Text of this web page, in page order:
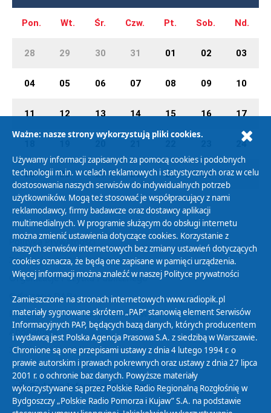
Pon. Wt. Śr. Czw. Pt. Sob. Nd.
28 29 30 31 01 02 03
04 05 06 07 08 09 10
11 12 13 14 15 16 17
24
25 26 27 28 29 30 01
Polityka Prywatności
Zasady korzystania z Serwisu
Organizacje Pożytku Publicznego
Cyfryzacja DAB+
Polityka ochrony danych osobowych
Abonament
Zamówienia publiczne
Biuletyn Informacji Publicznej
Ważne: nasze strony wykorzystują pliki cookies.
Używamy informacji zapisanych za pomocą cookies i podobnych
technologii m.in. w celach reklamowych i statystycznych oraz w celu
dostosowania naszych serwisów do indywidualnych potrzeb
użytkowników. Mogą też stosować je współpracujący z nami
reklamodawcy, firmy badawcze oraz dostawcy aplikacji
multimedialnych. W programie służącym do obsługi internetu
można zmienić ustawienia dotyczące cookies. Korzystanie z
naszych serwisów internetowych bez zmiany ustawień dotyczących
cookies oznacza, że będą one zapisane w pamięci urządzenia.
Więcej informacji można znaleźć w naszej Polityce prywatności
Zamieszczone na stronach internetowych www.radiopik.pl
materiały sygnowane skrótem „PAP” stanowią element Serwisów
Informacyjnych PAP, będących bazą danych, których producentem
i wydawcą jest Polska Agencja Prasowa S.A. z siedzibą w Warszawie.
Chronione są one przepisami ustawy z dnia 4 lutego 1994 r. o
prawie autorskim i prawach pokrewnych oraz ustawy z dnia 27 lipca
2001 r. o ochronie baz danych. Powyższe materiały
wykorzystywane są przez Polskie Radio Regionalną Rozgłośnię w
Bydgoszczy „Polskie Radio Pomorza i Kujaw” S.A. na podstawie